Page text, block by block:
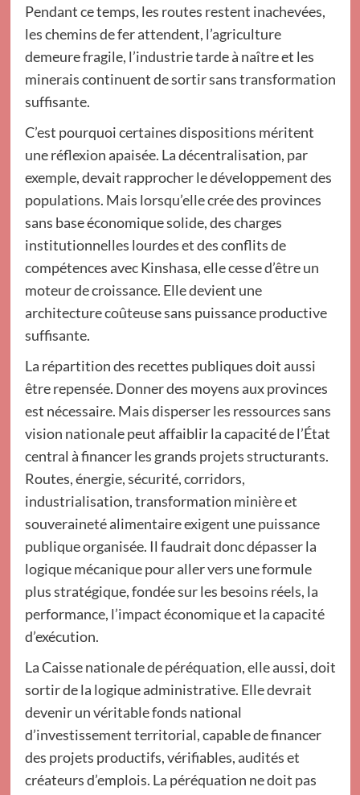
Pendant ce temps, les routes restent inachevées,
les chemins de fer attendent, l’agriculture
demeure fragile, l’industrie tarde à naître et les
minerais continuent de sortir sans transformation
suffisante.
C’est pourquoi certaines dispositions méritent
une réflexion apaisée. La décentralisation, par
exemple, devait rapprocher le développement des
populations. Mais lorsqu’elle crée des provinces
sans base économique solide, des charges
institutionnelles lourdes et des conflits de
compétences avec Kinshasa, elle cesse d’être un
moteur de croissance. Elle devient une
architecture coûteuse sans puissance productive
suffisante.
La répartition des recettes publiques doit aussi
être repensée. Donner des moyens aux provinces
est nécessaire. Mais disperser les ressources sans
vision nationale peut affaiblir la capacité de l’État
central à financer les grands projets structurants.
Routes, énergie, sécurité, corridors,
industrialisation, transformation minière et
souveraineté alimentaire exigent une puissance
publique organisée. Il faudrait donc dépasser la
logique mécanique pour aller vers une formule
plus stratégique, fondée sur les besoins réels, la
performance, l’impact économique et la capacité
d’exécution.
La Caisse nationale de péréquation, elle aussi, doit
sortir de la logique administrative. Elle devrait
devenir un véritable fonds national
d’investissement territorial, capable de financer
des projets productifs, vérifiables, audités et
créateurs d’emplois. La péréquation ne doit pas